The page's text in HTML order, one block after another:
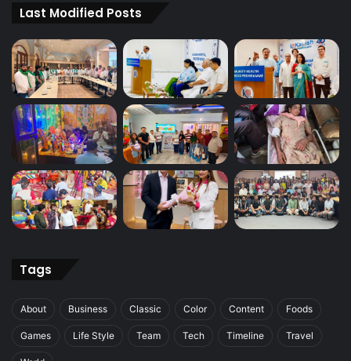
Last Modified Posts
Tags
About Business Classic Color Content Foods
Games Life Style Team Tech Timeline Travel